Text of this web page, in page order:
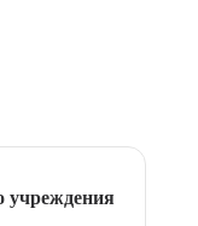
учреждения